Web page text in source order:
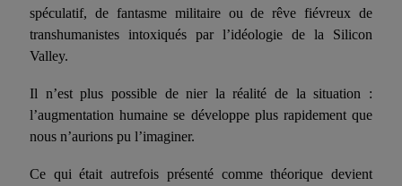
spéculatif, de fantasme militaire ou de rêve fiévreux de
transhumanistes intoxiqués par l’idéologie de la Silicon
Valley.
Il n’est plus possible de nier la réalité de la situation :
l’augmentation humaine se développe plus rapidement que
nous n’aurions pu l’imaginer.
Ce qui était autrefois présenté comme théorique devient